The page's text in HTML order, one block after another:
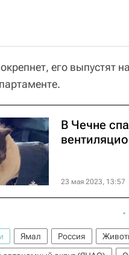
его выпустят
В Чечне
23 мая 2023, 13:57
Ямал Россия